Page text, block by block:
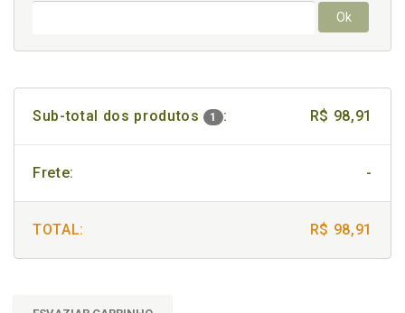
Ok
Sub-total dos produtos 1 : R$ 98,91
Frete: -
TOTAL: R$ 98,91